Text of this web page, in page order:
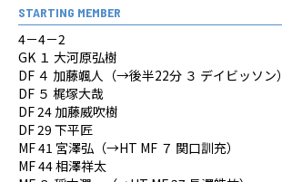
STARTING MEMBER
4－4－2
GK １ 大河原弘樹
DF ４ 加藤颯人（→後半22分 ３ デイビッソン）
DF ５ 梶塚大哉
DF 24 加藤威吹樹
DF 29 下平匠
MF 41 宮澤弘（→HT MF ７ 関口訓充）
MF 44 相澤祥太